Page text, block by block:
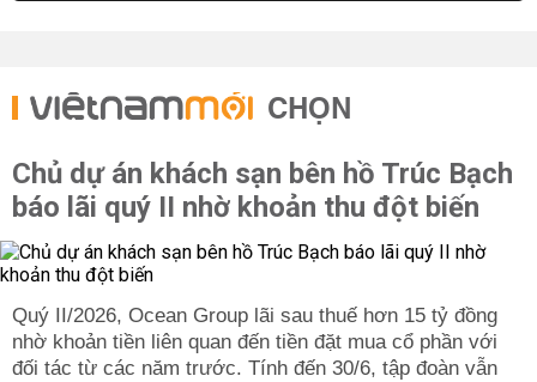
CHỌN
Chủ dự án khách sạn bên hồ Trúc Bạch
báo lãi quý II nhờ khoản thu đột biến
Quý II/2026, Ocean Group lãi sau thuế hơn 15 tỷ đồng
nhờ khoản tiền liên quan đến tiền đặt mua cổ phần với
đối tác từ các năm trước. Tính đến 30/6, tập đoàn vẫn